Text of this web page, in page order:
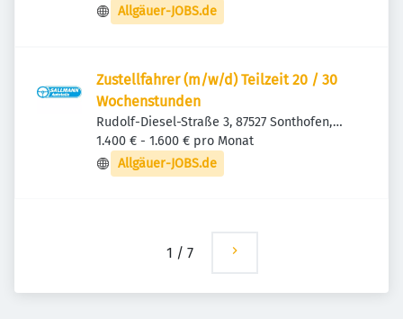
Allgäuer-JOBS.de
Zustellfahrer (m/w/d) Teilzeit 20 / 30
Wochenstunden
Rudolf-Diesel-Straße 3, 87527 Sonthofen,
Deutschland
1.400 € - 1.600 € pro Monat
Allgäuer-JOBS.de
1 / 7